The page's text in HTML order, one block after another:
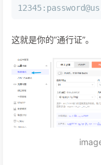
这就是你的”通行证”。